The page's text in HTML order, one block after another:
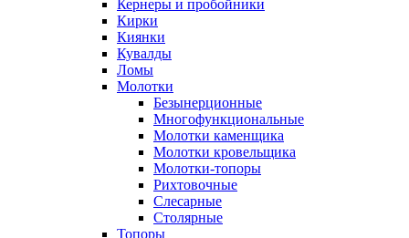
Кернеры и пробойники
Кирки
Киянки
Кувалды
Ломы
Молотки
Безынерционные
Многофункциональные
Молотки каменщика
Молотки кровельщика
Молотки-топоры
Рихтовочные
Слесарные
Столярные
Топоры